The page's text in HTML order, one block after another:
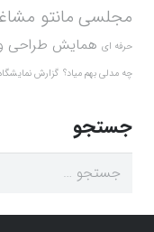
مجلسی مانتو
حرفه ای همایش طراحی
چه مدلی بهم میاد؟ گزارش
جستجو
جستجو